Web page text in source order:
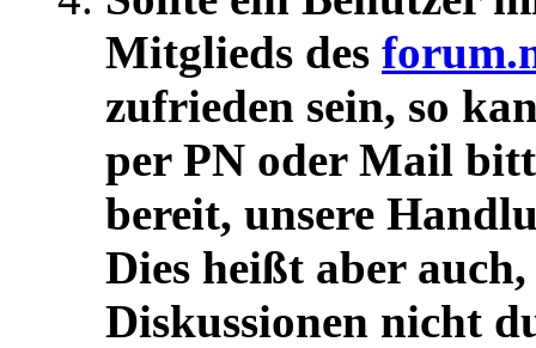
Mitglieds des
zufrieden sein, so
per PN oder Mail
bereit, unsere
Dies heißt aber
Diskussionen nicht